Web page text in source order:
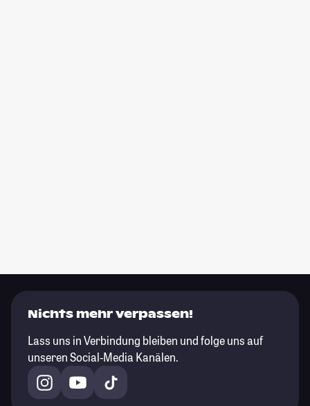
Nichts mehr verpassen!
Lass uns in Verbindung bleiben und folge uns auf
unseren Social-Media Kanälen.